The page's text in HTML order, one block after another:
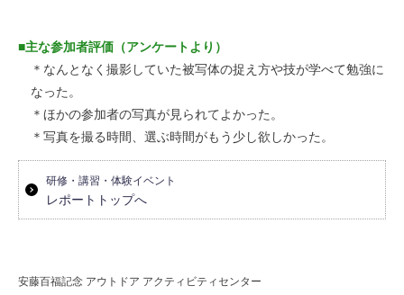
■主な参加者評価（アンケートより）
＊なんとなく撮影していた被写体の捉え方や技が学べて勉強に
なった。
＊ほかの参加者の写真が見られてよかった。
＊写真を撮る時間、選ぶ時間がもう少し欲しかった。
研修・講習・体験イベント
レポートトップへ
安藤百福記念 アウトドア アクティビティセンター